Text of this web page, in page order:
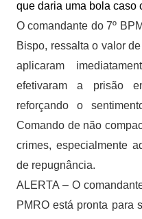
que daria uma bola caso
O comandante do 7º
Bispo, ressalta o valor
aplicaram
efetivaram a prisão
reforçando o
Comando de não
crimes, especialmente
de repugnância.
ALERTA – O
PMRO está pronta para